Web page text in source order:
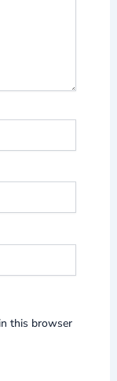
this browser